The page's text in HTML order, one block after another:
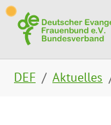
Skip to main content
Skip to page footer
DEF Aktuelles